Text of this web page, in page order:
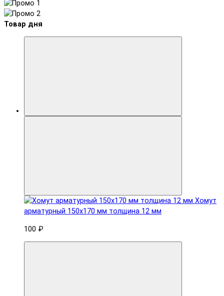
Товар дня
Хомут
арматурный 150x170 мм толщина 12 мм
100 ₽